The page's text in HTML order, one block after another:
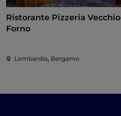
Ristorante Pizzeria Vecchio
Forno
Lombardia, Bergamo